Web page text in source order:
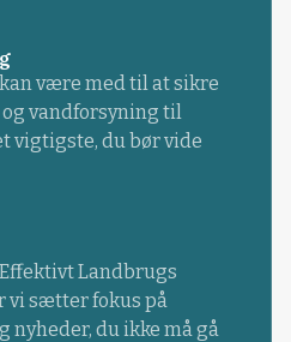
være med til at sikre
vandforsyning til
vigtigste, du bør vide
Landbrugs
vi sætter fokus på
du ikke må gå